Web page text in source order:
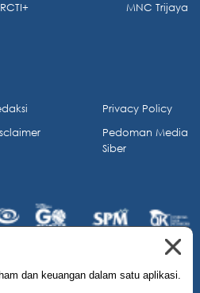
dan keuangan dalam satu aplikasi.
RCTI+
MNC Trijaya
Privacy Policy
Pedoman Media
Siber
All Rights Reserved.